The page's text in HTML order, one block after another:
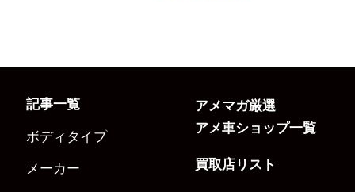
記事一覧
ボディタイプ
メーカー
アメマガ厳選
アメ車ショップ一覧
買取店リスト